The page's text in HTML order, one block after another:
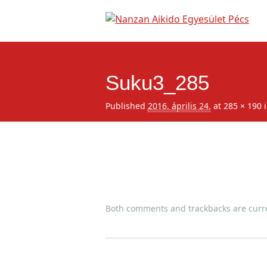
Suku3_285
Published 2016. április 24. at 285 × 190
Both comments and trackbacks are